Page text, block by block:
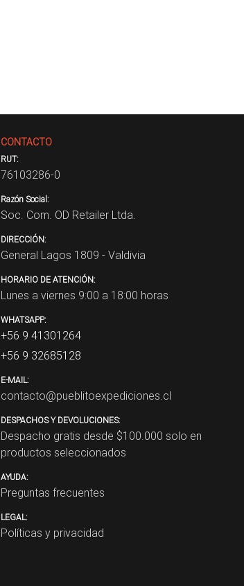
CONTACTO
RUT:
76103286-0
Razón Social:
Soc. Com. OD Retailer Ltda.
DIRECCIÓN:
General Lagos 1809 - Valdivia
HORARIO DE ATENCIÓN:
Lunes a viernes 9:00 a 18:00 horas
WHATSAPP:
+56 9 41301264
+56 9 32685128
E-MAIL:
contacto@pueblitoexpediciones.cl
DESPACHOS Y DEVOLUCIONES:
Despacho gratis desde $100.000 solo en
productos seleccionados
AYUDA:
Preguntas frecuentes
LEGAL:
Políticas y privacidad